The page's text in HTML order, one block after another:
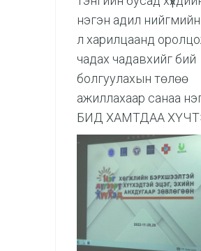
нэгэн адил нийгмийн
л харилцаанд
чадах чадавхийг бий
болгуулахын төлөө
ажиллахаар санаа
БИД ХАМТДАА